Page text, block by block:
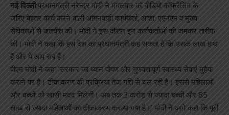
नई दिल्ली:प्रधानमंत्री नरेन्द्र मोदी ने मंगलवार को वीडियो कॉफ्रेंसिंग के
जरिए बेहतर कार्य करने वाली आंगनबाड़ी कार्यकर्ता, आशा, एएनएम व मुख्य
सेविकाओं से बातचीत की। मोदी ने इस दौरान इन कार्यकर्ताओं की जमकर तारीफ
की। मोदी ने कहा कि इस देश का प्रधानमंत्री कह सकता है कि उसके लाख हाथ
हैं और ये आप सब हैं।
पीएम मोदी ने कहा ‘सरकार का ध्यान पोषण और गुणवत्तापूर्ण स्वास्थ्य सेवाएं मुहैया
कराने पर है। टीकाकरण की प्रक्रिया तेज गति से चल रही है। इससे महिलाओं
और बच्चों को खासी मदद मिलेगी। अब तक 3 करोड़ से ज्यादा बच्चों और 85
लाख से ज्यादा महिलाओं का टीकाकरण कराया गया है।’ मोदी ने आगे कहा कि पूर्वी